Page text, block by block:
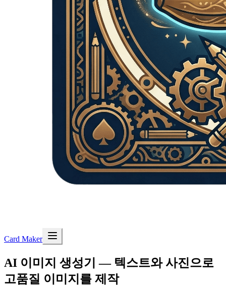
Card Maker
AI 이미지 생성기 — 텍스트와 사진으로
고품질 이미지를 제작